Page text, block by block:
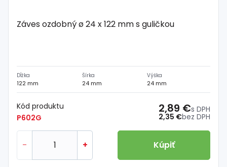
Záves ozdobný ø 24 x 122 mm s guličkou
Dĺžka
122 mm
Šírka
24 mm
Výška
24 mm
Kód produktu
P602G
2,35 €bez DPH
2,89 €s DPH
- + Kúpiť